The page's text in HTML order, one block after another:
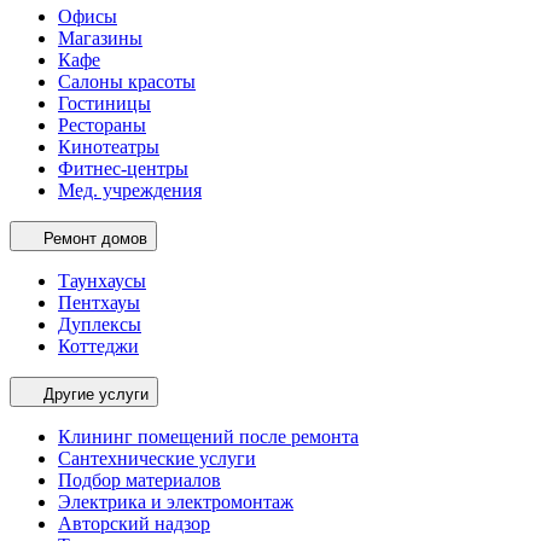
Офисы
Магазины
Кафе
Салоны красоты
Гостиницы
Рестораны
Кинотеатры
Фитнес-центры
Мед. учреждения
Ремонт домов
Таунхаусы
Пентхауы
Дуплексы
Коттеджи
Другие услуги
Клининг помещений после ремонта
Сантехнические услуги
Подбор материалов
Электрика и электромонтаж
Авторский надзор